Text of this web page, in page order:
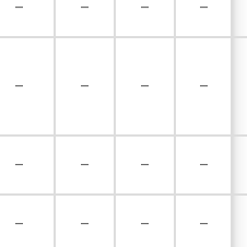
– – – –
– – – –
– – – –
– – – –